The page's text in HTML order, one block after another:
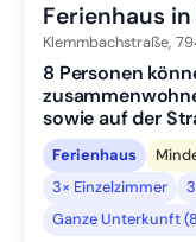
Ferienhaus
Klemmbachstraße,
8 Personen
sowie auf der
Ferienhaus
3× Einzelzimmer
Ganze Unterkunft